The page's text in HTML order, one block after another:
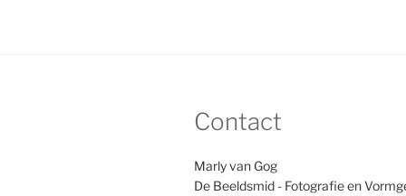
Contact
Marly van Gog
De Beeldsmid - Fotografie en